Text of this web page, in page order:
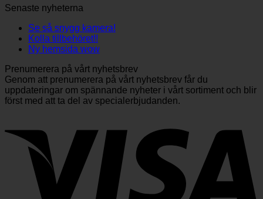
Senaste nyheterna
Se så snygg kamera!
Kolla tillbehöret!!
Ny hemsida wow
Prenumerera på vårt nyhetsbrev
Genom att prenumerera på vårt nyhetsbrev får du
uppdateringar om spännande nyheter i vårt sortiment och blir
först med att ta del av specialerbjudanden.